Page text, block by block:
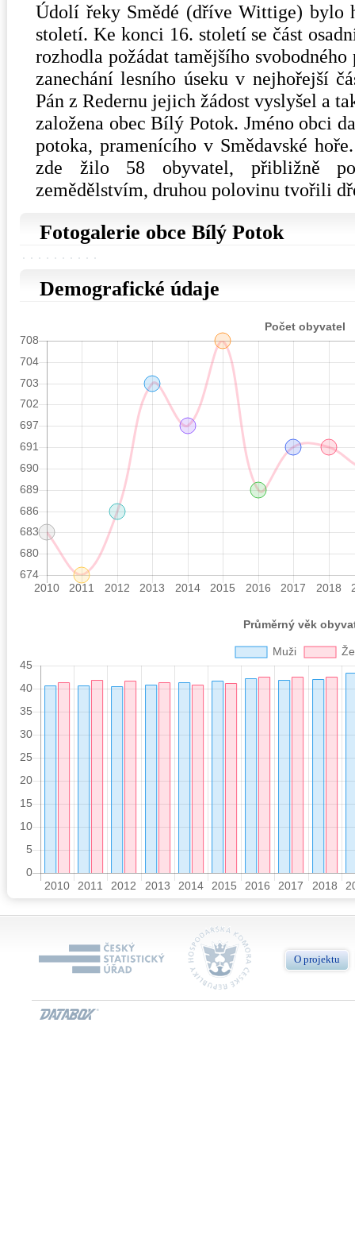
Údolí řeky Smědé (dříve Wittige) bylo
století. Ke konci 16. století se část
rozhodla požádat tamějšího
zanechání lesního úseku v nejhořejší
Pán z Redernu jejich žádost vyslyšel a
založena obec Bílý Potok. Jméno obci
potoka, pramenícího v Smědavské
zde žilo 58 obyvatel, přibližně
zemědělstvím, druhou polovinu tvořili
Fotogalerie obce Bílý Potok
Demografické údaje
O projektu